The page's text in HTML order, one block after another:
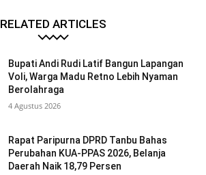
RELATED ARTICLES
Bupati Andi Rudi Latif Bangun Lapangan
Voli, Warga Madu Retno Lebih Nyaman
Berolahraga
4 Agustus 2026
Rapat Paripurna DPRD Tanbu Bahas
Perubahan KUA-PPAS 2026, Belanja
Daerah Naik 18,79 Persen